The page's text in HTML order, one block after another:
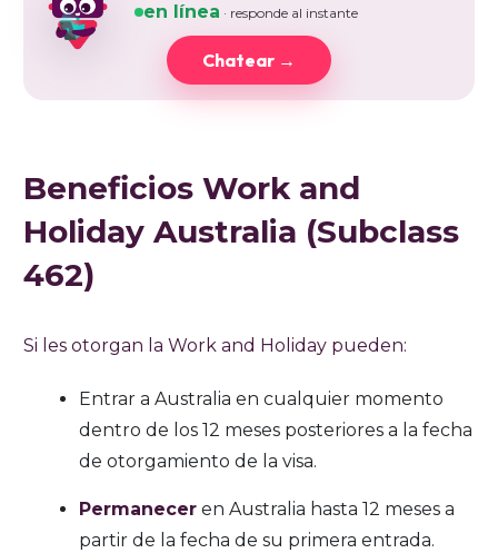
en línea · responde al instante
Chatear →
Beneficios Work and
Holiday Australia (Subclass
462)
Si les otorgan la Work and Holiday pueden:
Entrar a Australia en cualquier momento
dentro de los 12 meses posteriores a la fecha
de otorgamiento de la visa.
Permanecer en Australia hasta 12 meses a
partir de la fecha de su primera entrada.